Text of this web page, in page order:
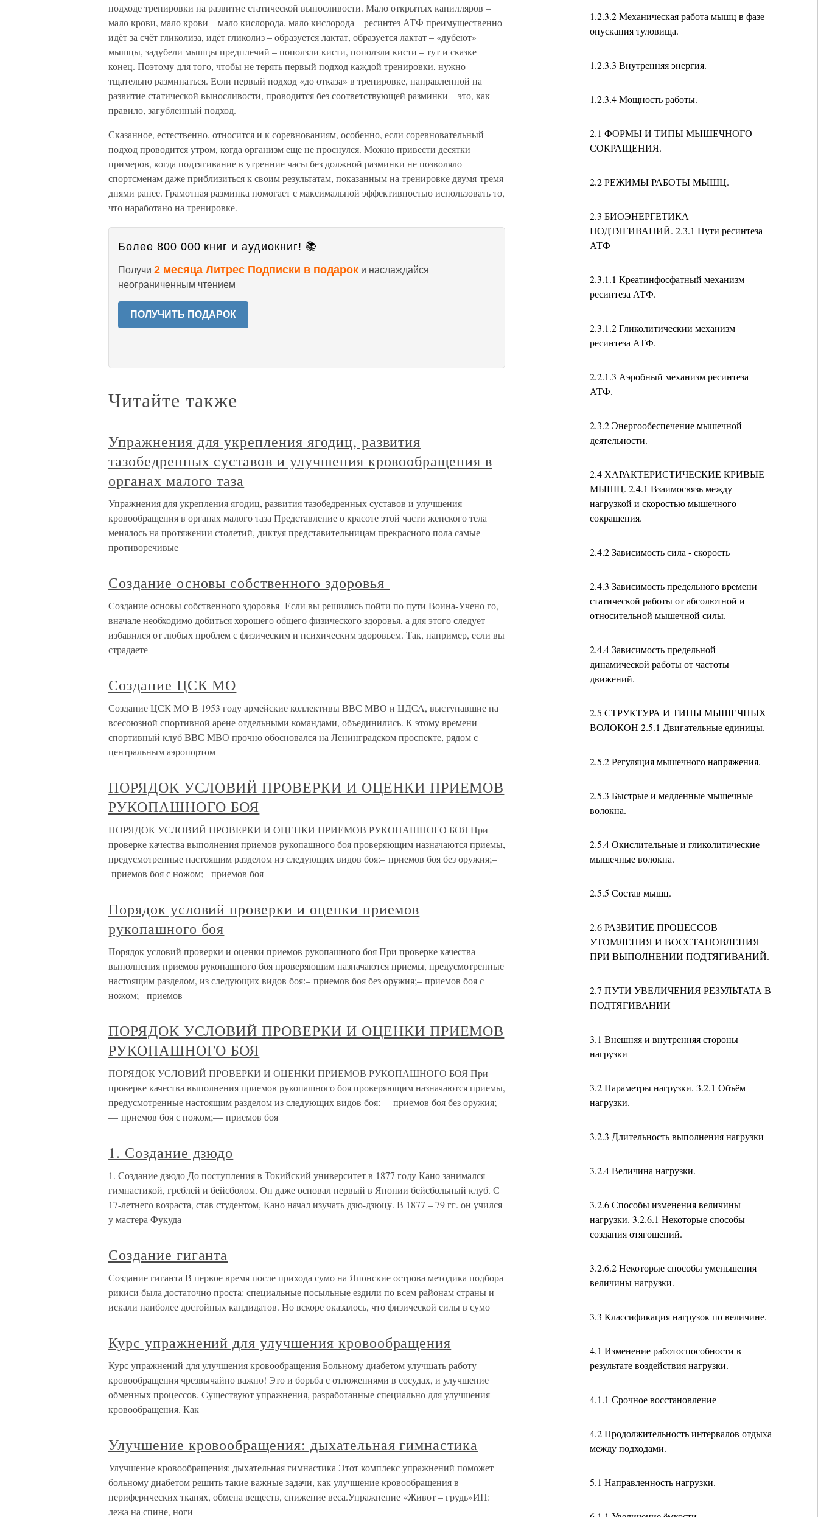
1.2.3.2 Механическая работа мышц в фазе
опускания туловища.
1.2.3.3 Внутренняя энергия.
1.2.3.4 Мощность работы.
2.1 ФОРМЫ И ТИПЫ МЫШЕЧНОГО
СОКРАЩЕНИЯ.
2.2 РЕЖИМЫ РАБОТЫ МЫШЦ.
2.3 БИОЭНЕРГЕТИКА
ПОДТЯГИВАНИЙ. 2.3.1 Пути ресинтеза
АТФ
2.3.1.1 Креатинфосфатный механизм
ресинтеза АТФ.
2.3.1.2 Гликолитическии механизм
ресинтеза АТФ.
2.2.1.3 Аэробный механизм ресинтеза
АТФ.
2.3.2 Энергообеспечение мышечной
деятельности.
2.4 ХАРАКТЕРИСТИЧЕСКИЕ КРИВЫЕ
МЫШЦ. 2.4.1 Взаимосвязь между
нагрузкой и скоростью мышечного
сокращения.
2.4.2 Зависимость сила - скорость
2.4.3 Зависимость предельного времени
статической работы от абсолютной и
относительной мышечной силы.
2.4.4 Зависимость предельной
динамической работы от частоты
движений.
2.5 СТРУКТУРА И ТИПЫ МЫШЕЧНЫХ
ВОЛОКОН 2.5.1 Двигательные единицы.
2.5.2 Регуляция мышечного напряжения.
2.5.3 Быстрые и медленные мышечные
волокна.
2.5.4 Окислительные и гликолитические
мышечные волокна.
2.5.5 Состав мышц.
2.6 РАЗВИТИЕ ПРОЦЕССОВ
УТОМЛЕНИЯ И ВОССТАНОВЛЕНИЯ
ПРИ ВЫПОЛНЕНИИ ПОДТЯГИВАНИЙ.
2.7 ПУТИ УВЕЛИЧЕНИЯ РЕЗУЛЬТАТА В
ПОДТЯГИВАНИИ
3.1 Внешняя и внутренняя стороны
нагрузки
3.2 Параметры нагрузки. 3.2.1 Объём
нагрузки.
3.2.3 Длительность выполнения нагрузки
3.2.4 Величина нагрузки.
3.2.6 Способы изменения величины
нагрузки. 3.2.6.1 Некоторые способы
создания отягощений.
3.2.6.2 Некоторые способы уменьшения
величины нагрузки.
3.3 Классификация нагрузок по величине.
4.1 Изменение работоспособности в
результате воздействия нагрузки.
4.1.1 Срочное восстановление
4.2 Продолжительность интервалов отдыха
между подходами.
5.1 Направленность нагрузки.
подходе тренировки на развитие статической выносливости. Мало открытых капилляров –
мало крови, мало крови – мало кислорода, мало кислорода – ресинтез АТФ преимущественно
идёт за счёт гликолиза, идёт гликолиз – образуется лактат, образуется лактат – «дубеют»
мышцы, задубели мышцы предплечий – поползли кисти, поползли кисти – тут и сказке
конец. Поэтому для того, чтобы не терять первый подход каждой тренировки, нужно
тщательно разминаться. Если первый подход «до отказа» в тренировке, направленной на
развитие статической выносливости, проводится без соответствующей разминки – это, как
правило, загубленный подход.
Сказанное, естественно, относится и к соревнованиям, особенно, если соревновательный
подход проводится утром, когда организм еще не проснулся. Можно привести десятки
примеров, когда подтягивание в утренние часы без должной разминки не позволяло
спортсменам даже приблизиться к своим результатам, показанным на тренировке двумя-тремя
днями ранее. Грамотная разминка помогает с максимальной эффективностью использовать то,
что наработано на тренировке.
Более 800 000 книг и аудиокниг! 📚
Получи 2 месяца Литрес Подписки в подарок и наслаждайся
неограниченным чтением
ПОЛУЧИТЬ ПОДАРОК
Читайте также
Упражнения для укрепления ягодиц, развития
тазобедренных суставов и улучшения кровообращения в
органах малого таза
Упражнения для укрепления ягодиц, развития тазобедренных суставов и улучшения
кровообращения в органах малого таза Представление о красоте этой части женского тела
менялось на протяжении столетий, диктуя представительницам прекрасного пола самые
противоречивые
Создание основы собственного здоровья
Создание основы собственного здоровья Если вы решились пойти по пути Воина-Учено го,
вначале необходимо добиться хорошего общего физического здоровья, а для этого следует
избавился от любых проблем с физическим и психическим здоровьем. Так, например, если вы
страдаете
Создание ЦСК МО
Создание ЦСК МО В 1953 году армейские коллективы ВВС МВО и ЦДСА, выступавшие па
всесоюзной спортивной арене отдельными командами, объединились. К этому времени
спортивный клуб ВВС МВО прочно обосновался на Ленинградском проспекте, рядом с
центральным аэропортом
ПОРЯДОК УСЛОВИЙ ПРОВЕРКИ И ОЦЕНКИ ПРИЕМОВ
РУКОПАШНОГО БОЯ
ПОРЯДОК УСЛОВИЙ ПРОВЕРКИ И ОЦЕНКИ ПРИЕМОВ РУКОПАШНОГО БОЯ При
проверке качества выполнения приемов рукопашного боя проверяющим назначаются приемы,
предусмотренные настоящим разделом из следующих видов боя:– приемов боя без оружия;–
приемов боя с ножом;– приемов боя
Порядок условий проверки и оценки приемов
рукопашного боя
Порядок условий проверки и оценки приемов рукопашного боя При проверке качества
выполнения приемов рукопашного боя проверяющим назначаются приемы, предусмотренные
настоящим разделом, из следующих видов боя:– приемов боя без оружия;– приемов боя с
ножом;– приемов
ПОРЯДОК УСЛОВИЙ ПРОВЕРКИ И ОЦЕНКИ ПРИЕМОВ
РУКОПАШНОГО БОЯ
ПОРЯДОК УСЛОВИЙ ПРОВЕРКИ И ОЦЕНКИ ПРИЕМОВ РУКОПАШНОГО БОЯ При
проверке качества выполнения приемов рукопашного боя проверяющим назначаются приемы,
предусмотренные настоящим разделом из следующих видов боя:— приемов боя без оружия;
— приемов боя с ножом;— приемов боя
1. Создание дзюдо
1. Создание дзюдо До поступления в Токийский университет в 1877 году Кано занимался
гимнастикой, греблей и бейсболом. Он даже основал первый в Японии бейсбольный клуб. С
17-летнего возраста, став студентом, Кано начал изучать дзю-дзюцу. В 1877 – 79 гг. он учился
у мастера Фукуда
Создание гиганта
Создание гиганта В первое время после прихода сумо на Японские острова методика подбора
рикиси была достаточно проста: специальные посыльные ездили по всем районам страны и
искали наиболее достойных кандидатов. Но вскоре оказалось, что физической силы в сумо
Курс упражнений для улучшения кровообращения
Курс упражнений для улучшения кровообращения Больному диабетом улучшать работу
кровообращения чрезвычайно важно! Это и борьба с отложениями в сосудах, и улучшение
обменных процессов. Существуют упражнения, разработанные специально для улучшения
кровообращения. Как
Улучшение кровообращения: дыхательная гимнастика
Улучшение кровообращения: дыхательная гимнастика Этот комплекс упражнений поможет
больному диабетом решить такие важные задачи, как улучшение кровообращения в
периферических тканях, обмена веществ, снижение веса.Упражнение «Живот – грудь»ИП:
лежа на спине, ноги